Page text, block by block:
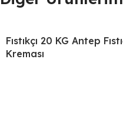
Fıstıkçı 20 KG Antep
Kreması